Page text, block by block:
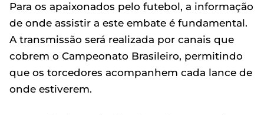
Para os apaixonados pelo futebol, a informação
de onde assistir a este embate é fundamental.
A transmissão será realizada por canais que
cobrem o Campeonato Brasileiro, permitindo
que os torcedores acompanhem cada lance de
onde estiverem.